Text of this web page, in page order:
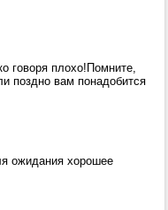
говоря плохо!Помните,
поздно вам понадобится
ожидания хорошее